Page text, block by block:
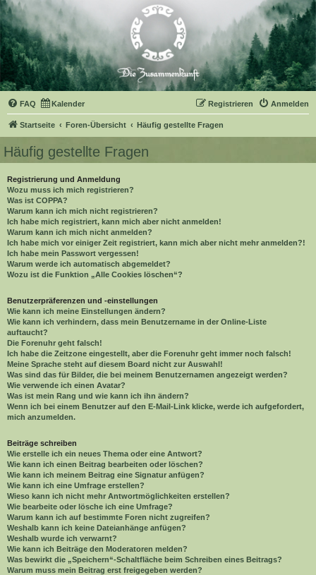
FAQ Kalender Anmelden
Registrieren
Startseite Foren-Übersicht Häufig gestellte Fragen
Häufig gestellte Fragen
Registrierung und Anmeldung
Wozu muss ich mich registrieren?
Was ist COPPA?
Warum kann ich mich nicht registrieren?
Ich habe mich registriert, kann mich aber nicht anmelden!
Warum kann ich mich nicht anmelden?
Ich habe mich vor einiger Zeit registriert, kann mich aber nicht mehr anmelden?!
Ich habe mein Passwort vergessen!
Warum werde ich automatisch abgemeldet?
Wozu ist die Funktion „Alle Cookies löschen“?
Benutzerpräferenzen und -einstellungen
Wie kann ich meine Einstellungen ändern?
Wie kann ich verhindern, dass mein Benutzername in der Online-Liste
auftaucht?
Die Forenuhr geht falsch!
Ich habe die Zeitzone eingestellt, aber die Forenuhr geht immer noch falsch!
Meine Sprache steht auf diesem Board nicht zur Auswahl!
Was sind das für Bilder, die bei meinem Benutzernamen angezeigt werden?
Wie verwende ich einen Avatar?
Was ist mein Rang und wie kann ich ihn ändern?
Wenn ich bei einem Benutzer auf den E-Mail-Link klicke, werde ich aufgefordert,
mich anzumelden.
Beiträge schreiben
Wie erstelle ich ein neues Thema oder eine Antwort?
Wie kann ich einen Beitrag bearbeiten oder löschen?
Wie kann ich meinem Beitrag eine Signatur anfügen?
Wie kann ich eine Umfrage erstellen?
Wieso kann ich nicht mehr Antwortmöglichkeiten erstellen?
Wie bearbeite oder lösche ich eine Umfrage?
Warum kann ich auf bestimmte Foren nicht zugreifen?
Weshalb kann ich keine Dateianhänge anfügen?
Weshalb wurde ich verwarnt?
Wie kann ich Beiträge den Moderatoren melden?
Was bewirkt die „Speichern“-Schaltfläche beim Schreiben eines Beitrags?
Warum muss mein Beitrag erst freigegeben werden?